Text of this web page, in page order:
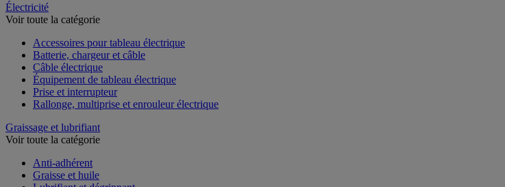
Électricité
Voir toute la catégorie
Accessoires pour tableau électrique
Batterie, chargeur et câble
Câble électrique
Équipement de tableau électrique
Prise et interrupteur
Rallonge, multiprise et enrouleur électrique
Graissage et lubrifiant
Voir toute la catégorie
Anti-adhérent
Graisse et huile